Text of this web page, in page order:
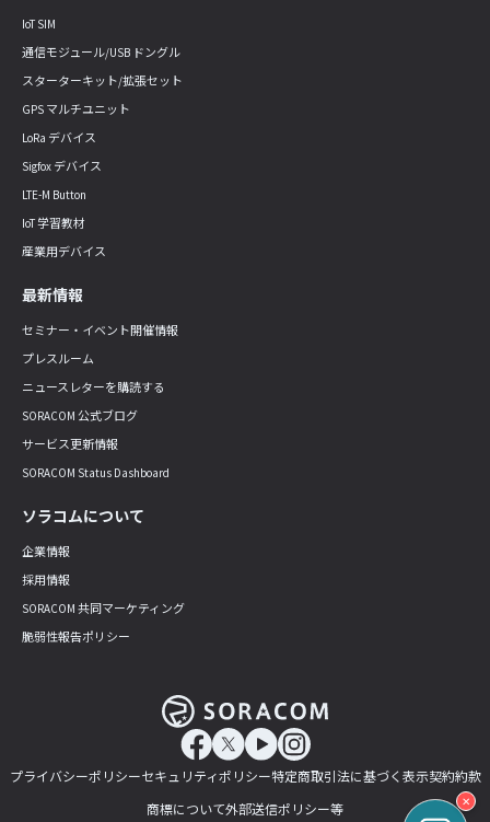
IoT SIM
通信モジュール/USB ドングル
スターターキット/拡張セット
GPS マルチユニット
LoRa デバイス
Sigfox デバイス
LTE-M Button
IoT 学習教材
産業用デバイス
最新情報
セミナー・イベント開催情報
プレスルーム
ニュースレターを購読する
SORACOM 公式ブログ
サービス更新情報
SORACOM Status Dashboard
ソラコムについて
企業情報
採用情報
SORACOM 共同マーケティング
脆弱性報告ポリシー
プライバシーポリシーセキュリティポリシー特定商取引法に基づく表示契約約款
商標について外部送信ポリシー等 ✕